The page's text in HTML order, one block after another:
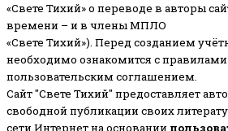
«Свете Тихий» о переводе в авторы
времени – и в члены МПЛО
«Свете Тихий»). Перед созданием
необходимо ознакомится с
пользовательским соглашением.
Сайт "Свете Тихий" предоставляет
свободной публикации своих